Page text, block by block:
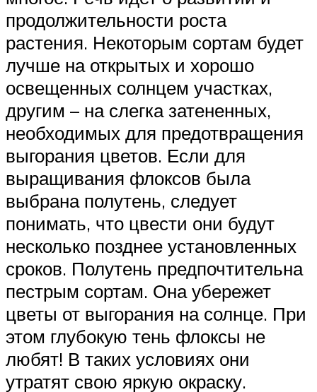
продолжительности роста
растения. Некоторым сортам будет
лучше на открытых и хорошо
освещенных солнцем участках,
другим – на слегка затененных,
необходимых для предотвращения
выгорания цветов. Если для
выращивания флоксов была
выбрана полутень, следует
понимать, что цвести они будут
несколько позднее установленных
сроков. Полутень предпочтительна
пестрым сортам. Она убережет
цветы от выгорания на солнце. При
этом глубокую тень флоксы не
любят! В таких условиях они
утратят свою яркую окраску.